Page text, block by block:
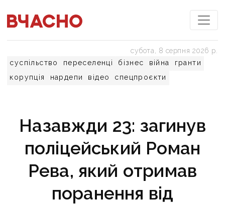
суспільство переселенці бізнес війна
гранти
корупція
нардепи відео спецпроєкти
субота, 8 серпня 2026 р.
Назавжди 23: загинув
поліцейський Роман
Рева, який отримав
поранення від